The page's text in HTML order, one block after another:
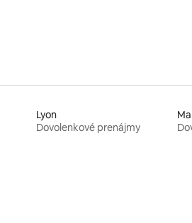
Lyon
Dovolenkové prenájmy